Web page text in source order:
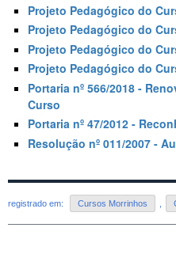
Projeto Pedagógico do
Projeto Pedagógico do
Projeto Pedagógico do
Projeto Pedagógico do
Portaria nº 566/2018 -
Curso
Portaria nº 47/2012 -
Resolução nº 011/2007 -
registrado em: Cursos Morrinhos